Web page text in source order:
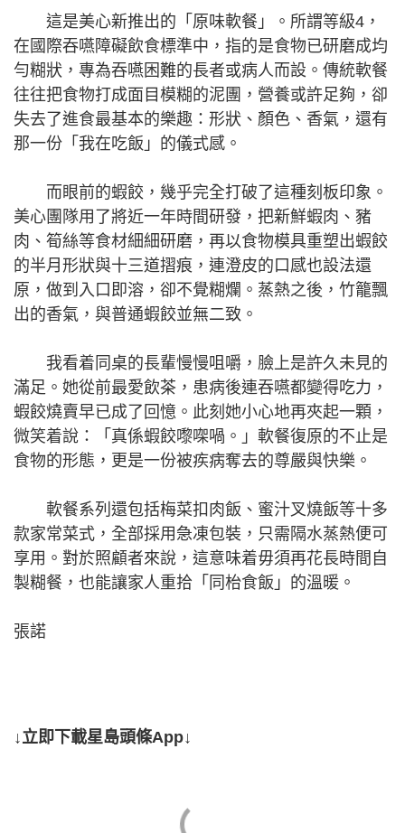
這是美心新推出的「原味軟餐」。所謂等級4，
在國際吞嚥障礙飲食標準中，指的是食物已研磨成均
勻糊狀，專為吞嚥困難的長者或病人而設。傳統軟餐
往往把食物打成面目模糊的泥團，營養或許足夠，卻
失去了進食最基本的樂趣：形狀、顏色、香氣，還有
那一份「我在吃飯」的儀式感。
而眼前的蝦餃，幾乎完全打破了這種刻板印象。
美心團隊用了將近一年時間研發，把新鮮蝦肉、豬
肉、筍絲等食材細細研磨，再以食物模具重塑出蝦餃
的半月形狀與十三道摺痕，連澄皮的口感也設法還
原，做到入口即溶，卻不覺糊爛。蒸熱之後，竹籠飄
出的香氣，與普通蝦餃並無二致。
我看着同桌的長輩慢慢咀嚼，臉上是許久未見的
滿足。她從前最愛飲茶，患病後連吞嚥都變得吃力，
蝦餃燒賣早已成了回憶。此刻她小心地再夾起一顆，
微笑着說：「真係蝦餃嚟㗎喎。」軟餐復原的不止是
食物的形態，更是一份被疾病奪去的尊嚴與快樂。
軟餐系列還包括梅菜扣肉飯、蜜汁叉燒飯等十多
款家常菜式，全部採用急凍包裝，只需隔水蒸熱便可
享用。對於照顧者來說，這意味着毋須再花長時間自
製糊餐，也能讓家人重拾「同枱食飯」的溫暖。
張諾
↓立即下載星島頭條App↓